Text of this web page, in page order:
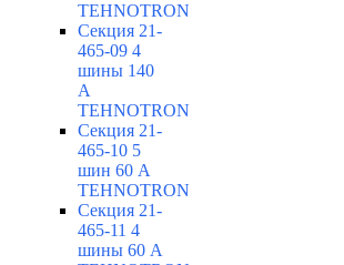
TEHNOTRON
Секция 21-
465-09 4
шины 140
А
TEHNOTRON
Секция 21-
465-10 5
шин 60 А
TEHNOTRON
Секция 21-
465-11 4
шины 60 А